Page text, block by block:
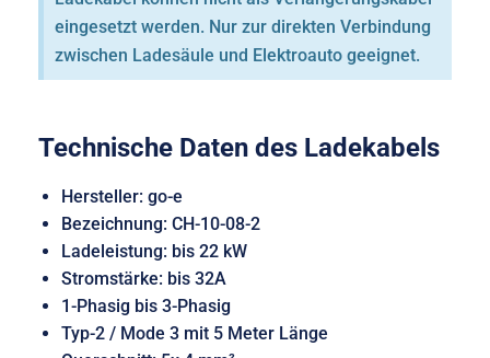
eingesetzt werden. Nur zur direkten Verbindung
zwischen Ladesäule und Elektroauto geeignet.
Technische Daten des Ladekabels
Hersteller: go-e
Bezeichnung: CH-10-08-2
Ladeleistung: bis 22 kW
Stromstärke: bis 32A
1-Phasig bis 3-Phasig
Typ-2 / Mode 3 mit 5 Meter Länge